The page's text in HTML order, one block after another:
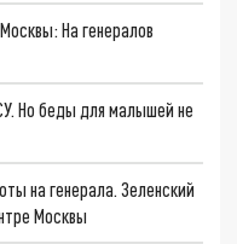
На генералов
Но беды для малышей не
на генерала. Зеленский
Москвы